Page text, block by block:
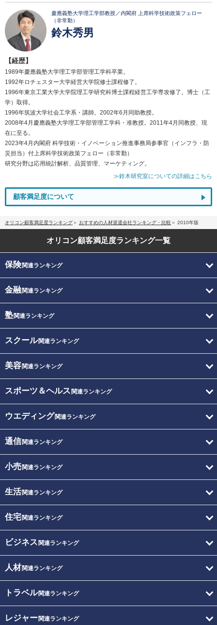
慶應義塾大学理工学部教授／内閣府 上席科学技術政策フェロー
（非常勤）
鈴木秀男
【経歴】
1989年慶應義塾大学理工学部管理工学科卒業。
1992年ロチェスター大学経営大学院修士課程修了。
1996年東京工業大学大学院理工学研究科博士課程経営工学専攻修了。博士（工
学）取得。
1996年筑波大学社会工学系・講師。2002年6月同助教授。
2008年4月慶應義塾大学理工学部管理工学科・准教授。2011年4月同教授、現
在に至る。
2023年4月内閣府 科学技術・イノベーション推進事務局参事官（インフラ・防
災担当）付上席科学技術政策フェロー（非常勤）
研究分野は応用統計解析、品質管理、マーケティング。
≫鈴木研究室についての詳細はこちら
顧客満足度について
オリコン顧客満足度ランキング おすすめの人材派遣会社ランキング・比較 2010年版
オリコン顧客満足度ランキング一覧
保険関連ランキング
金融関連ランキング
塾関連ランキング
スクール関連ランキング
美容関連ランキング
スポーツ＆ヘルス 関連ランキング
ウエディング関連ランキング
通信関連ランキング
小売関連ランキング
生活関連ランキング
住宅関連ランキング
ビジネス 関連ランキング
人材関連ランキング
トラベル関連ランキング
レジャー関連ランキング